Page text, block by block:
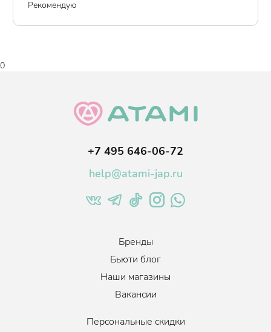
Рекомендую
0
+7 495 646-06-72
help@atami-jap.ru
Бренды
Бьюти блог
Наши магазины
Вакансии
Персональные скидки